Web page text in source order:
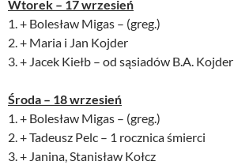
Wtorek – 17 wrzesień
1. + Bolesław Migas – (greg.)
2. + Maria i Jan Kojder
3. + Jacek Kiełb – od sąsiadów B.A. Kojder
Środa – 18 wrzesień
1. + Bolesław Migas – (greg.)
2. + Tadeusz Pelc – 1 rocznica śmierci
3. + Janina, Stanisław Kołcz